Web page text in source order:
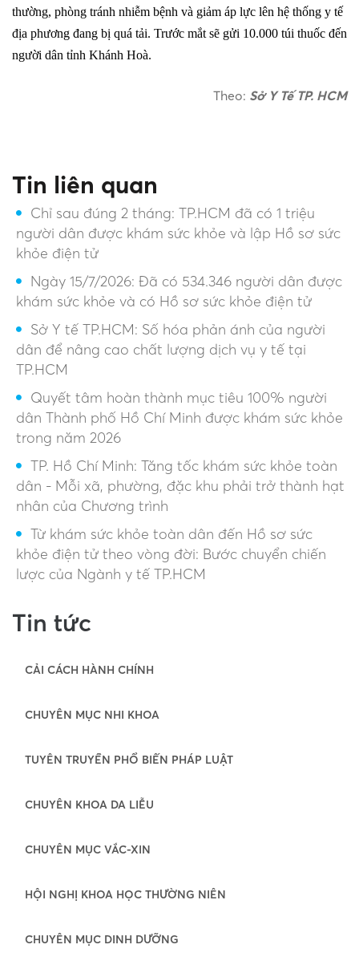
thường, phòng tránh nhiễm bệnh và giảm áp lực lên hệ thống y tế
địa phương đang bị quá tải. Trước mắt sẽ gửi 10.000 túi thuốc đến
người dân tỉnh Khánh Hoà.
Theo: Sở Y Tế TP. HCM
Tin liên quan
Chỉ sau đúng 2 tháng: TP.HCM đã có 1 triệu
người dân được khám sức khỏe và lập Hồ sơ sức
khỏe điện tử
Ngày 15/7/2026: Đã có 534.346 người dân được
khám sức khỏe và có Hồ sơ sức khỏe điện tử
Sở Y tế TP.HCM: Số hóa phản ánh của người
dân để nâng cao chất lượng dịch vụ y tế tại
TP.HCM
Quyết tâm hoàn thành mục tiêu 100% người
dân Thành phố Hồ Chí Minh được khám sức khỏe
trong năm 2026
TP. Hồ Chí Minh: Tăng tốc khám sức khỏe toàn
dân - Mỗi xã, phường, đặc khu phải trở thành hạt
nhân của Chương trình
Từ khám sức khỏe toàn dân đến Hồ sơ sức
khỏe điện tử theo vòng đời: Bước chuyển chiến
lược của Ngành y tế TP.HCM
Tin tức
CẢI CÁCH HÀNH CHÍNH
CHUYÊN MỤC NHI KHOA
TUYÊN TRUYỀN PHỔ BIẾN PHÁP LUẬT
CHUYÊN KHOA DA LIỄU
CHUYÊN MỤC VẮC-XIN
HỘI NGHỊ KHOA HỌC THƯỜNG NIÊN
CHUYÊN MỤC DINH DƯỠNG